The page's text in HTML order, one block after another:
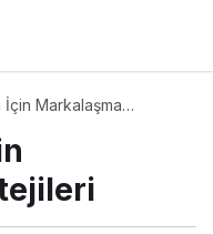
Markalaşma